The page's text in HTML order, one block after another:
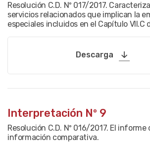
Resolución C.D. Nº 017/2017.
servicios relacionados que implican la
especiales incluidos en el Capítulo VII.C
Descarga
Interpretación Nº 9
Resolución C.D. Nº 016/2017. El
información comparativa.